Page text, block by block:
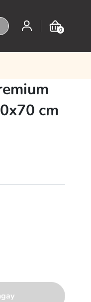
0
cm